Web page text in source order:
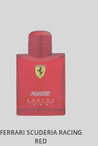
FERRARI SCUDERIA RACING
RED